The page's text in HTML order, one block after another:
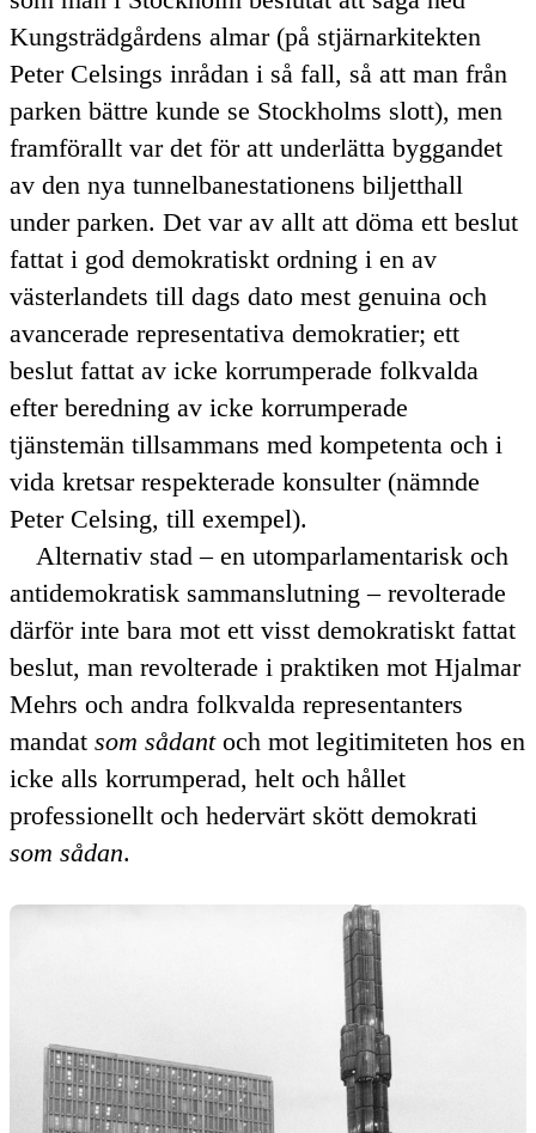
Kungsträdgårdens almar (på stjärnarkitekten
Peter Celsings inrådan i så fall, så att man från
parken bättre kunde se Stockholms slott), men
framförallt var det för att underlätta byggandet
av den nya tunnelbanestationens biljetthall
under parken. Det var av allt att döma ett beslut
fattat i god demokratiskt ordning i en av
västerlandets till dags dato mest genuina och
avancerade representativa demokratier; ett
beslut fattat av icke korrumperade folkvalda
efter beredning av icke korrumperade
tjänstemän tillsammans med kompetenta och i
vida kretsar respekterade konsulter (nämnde
Peter Celsing, till exempel).
Alternativ stad – en utomparlamentarisk och
antidemokratisk sammanslutning – revolterade
därför inte bara mot ett visst demokratiskt fattat
beslut, man revolterade i praktiken mot Hjalmar
Mehrs och andra folkvalda representanters
mandat som sådantoch mot legitimiteten hos en
icke alls korrumperad, helt och hållet
professionellt och hedervärt skött demokrati
som sådan.